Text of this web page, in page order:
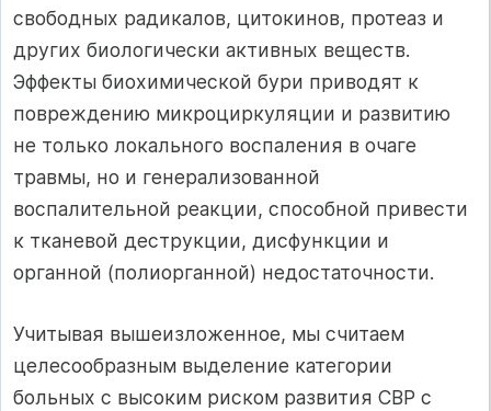
свободных радикалов, цитокинов, протеаз и
других биологически активных веществ.
Эффекты биохимической бури приводят к
повреждению микроциркуляции и развитию
не только локального воспаления в очаге
травмы, но и генерализованной
воспалительной реакции, способной привести
к тканевой деструкции, дисфункции и
органной (полиорганной) недостаточности.
Учитывая вышеизложенное, мы считаем
целесообразным выделение категории
больных с высоким риском развития СВР с